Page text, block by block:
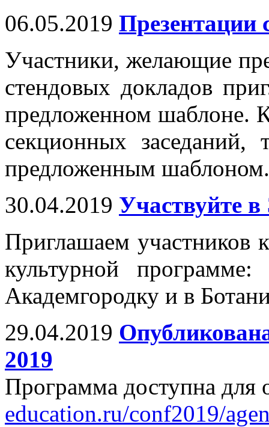
06.05.2019 Презентации
Участники, желающие
стендовых докладов
предложенном шаблоне.
секционных заседаний,
предложенным шаблоном.
30.04.2019
Приглашаем участников
культурной
Академгородку и в
29.04.2019
2019
Программа доступна для
education.ru/conf2019/